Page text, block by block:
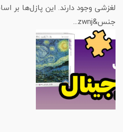
لغزشی وجود دارند. این پازل‌ها بر
جنس&zwnj...